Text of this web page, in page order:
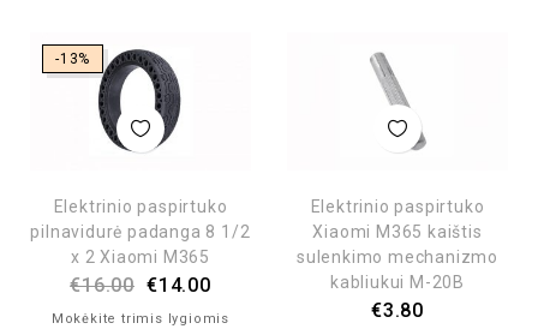
-13%
Elektrinio paspirtuko
pilnavidurė padanga 8 1/2
x 2 Xiaomi M365
€16.00 €14.00
Mokėkite trimis lygiomis
Elektrinio paspirtuko
Xiaomi M365 kaištis
sulenkimo mechanizmo
kabliukui M-20B
€3.80